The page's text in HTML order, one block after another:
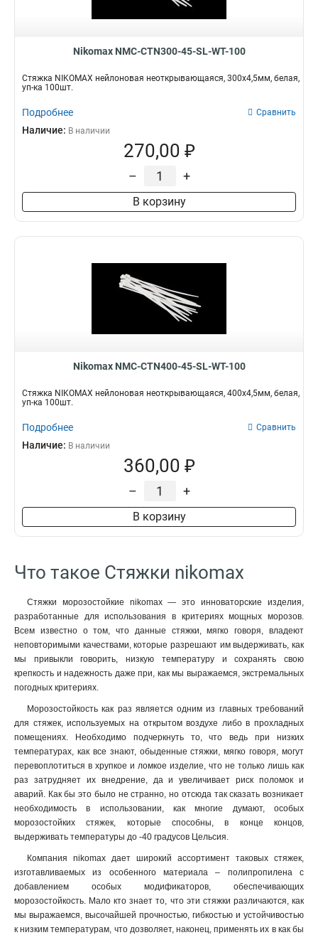
Nikomax NMC-CTN300-45-SL-WT-100
Стяжка NIKOMAX нейлоновая неоткрывающаяся, 300х4,5мм, белая,
уп-ка 100шт.
Подробнее Сравнить
Наличие: В наличии
270,00 ₽
– +
В корзину
Nikomax NMC-CTN400-45-SL-WT-100
Стяжка NIKOMAX нейлоновая неоткрывающаяся, 400х4,5мм, белая,
уп-ка 100шт.
Подробнее Сравнить
Наличие: В наличии
360,00 ₽
– +
В корзину
Что такое Стяжки nikomax
Стяжки морозостойкие nikomax — это инноваторские изделия,
разработанные для использования в критериях мощных морозов.
Всем известно о том, что данные стяжки, мягко говоря, владеют
неповторимыми качествами, которые разрешают им выдерживать, как
мы привыкли говорить, низкую температуру и сохранять свою
крепкость и надежность даже при, как мы выражаемся, экстремальных
погодных критериях.
Морозостойкость как раз является одним из главных требований
для стяжек, используемых на открытом воздухе либо в прохладных
помещениях. Необходимо подчеркнуть то, что ведь при низких
температурах, как все знают, обыденные стяжки, мягко говоря, могут
перевоплотиться в хрупкое и ломкое изделие, что не только лишь как
раз затрудняет их внедрение, да и увеличивает риск поломок и
аварий. Как бы это было не странно, но отсюда так сказать возникает
необходимость в использовании, как многие думают, особых
морозостойких стяжек, которые способны, в конце концов,
выдерживать температуры до -40 градусов Цельсия.
Компания nikomax дает широкий ассортимент таковых стяжек,
изготавливаемых из особенного материала – полипропилена с
добавлением особых модификаторов, обеспечивающих
морозостойкость. Мало кто знает то, что эти стяжки различаются, как
мы выражаемся, высочайшей прочностью, гибкостью и устойчивостью
к низким температурам, что дозволяет, наконец, применять их в как бы